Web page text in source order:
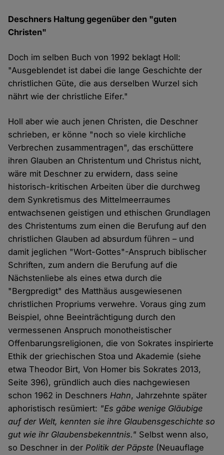
Deschners Haltung gegenüber den "guten
Christen"
Doch im selben Buch von 1992 beklagt Holl:
"Ausgeblendet ist dabei die lange Geschichte der
christlichen Güte, die aus derselben Wurzel sich
nährt wie der christliche Eifer."
Holl aber wie auch jenen Christen, die Deschner
schrieben, er könne "noch so viele kirchliche
Verbrechen zusammentragen", das erschüttere
ihren Glauben an Christentum und Christus nicht,
wäre mit Deschner zu erwidern, dass seine
historisch-kritischen Arbeiten über die durchweg
dem Synkretismus des Mittelmeerraumes
entwachsenen geistigen und ethischen Grundlagen
des Christentums zum einen die Berufung auf den
christlichen Glauben ad absurdum führen – und
damit jeglichen "Wort-Gottes"-Anspruch biblischer
Schriften, zum andern die Berufung auf die
Nächstenliebe als eines etwa durch die
"Bergpredigt" des Matthäus ausgewiesenen
christlichen Propriums verwehre. Voraus ging zum
Beispiel, ohne Beeinträchtigung durch den
vermessenen Anspruch monotheistischer
Offenbarungsreligionen, die von Sokrates inspirierte
Ethik der griechischen Stoa und Akademie (siehe
etwa Theodor Birt, Von Homer bis Sokrates 2013,
Seite 396), gründlich auch dies nachgewiesen
schon 1962 in DeschnersHahn, Jahrzehnte später
aphoristisch resümiert: "Es gäbe wenige Gläubige
auf der Welt, kennten sie ihre Glaubensgeschichte so
gut wie ihr Glaubensbekenntnis." Selbst wenn also,
so Deschner in derPolitik der Päpste (Neuauflage